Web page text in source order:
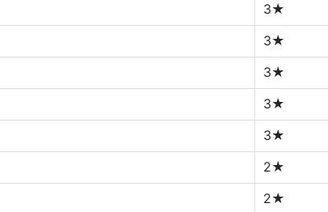
3★
3★
3★
3★
3★
2★
2★